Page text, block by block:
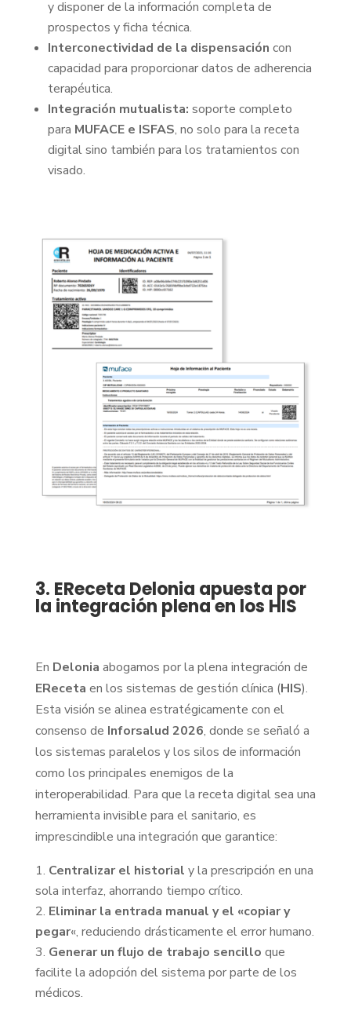
y disponer de la información completa de
prospectos y ficha técnica.
Interconectividad de la dispensación con
capacidad para proporcionar datos de adherencia
terapéutica.
Integración mutualista: soporte completo
para MUFACE e ISFAS, no solo para la receta
digital sino también para los tratamientos con
visado.
3. EReceta Delonia apuesta por
la integración plena en los HIS
En Delonia abogamos por la plena integración de
EReceta en los sistemas de gestión clínica (HIS).
Esta visión se alinea estratégicamente con el
consenso de Inforsalud 2026, donde se señaló a
los sistemas paralelos y los silos de información
como los principales enemigos de la
interoperabilidad. Para que la receta digital sea una
herramienta invisible para el sanitario, es
imprescindible una integración que garantice:
Centralizar el historial y la prescripción en una
sola interfaz, ahorrando tiempo crítico.
Eliminar la entrada manual y el «copiar y
pegar«, reduciendo drásticamente el error humano.
Generar un flujo de trabajo sencillo que
facilite la adopción del sistema por parte de los
médicos.